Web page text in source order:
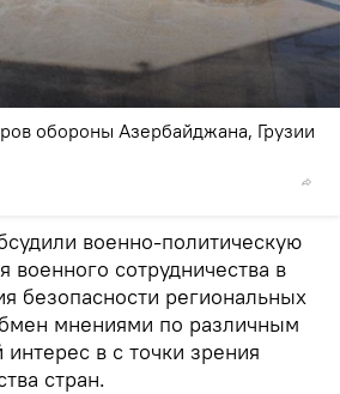
обороны Азербайджана, Грузии
военно-политическую
военного сотрудничества в
безопасности региональных
мнениями по различным
в с точки зрения
стран.